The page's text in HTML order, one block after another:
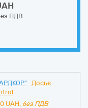
ПДВ
Досьє
UAH, без ПДВ